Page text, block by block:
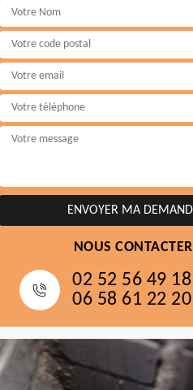
NOUS CONTACTER
02 52 56 49 18
06 58 61 22 20